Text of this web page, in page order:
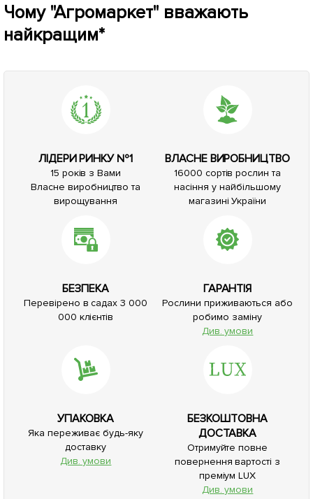
Чому "Агромаркет" вважають
найкращим*
ЛІДЕРИ РИНКУ №1
15 років з Вами
Власне виробництво та
вирощування
ВЛАСНЕ ВИРОБНИЦТВО
16000 сортів рослин та
насіння у найбільшому
магазині України
БЕЗПЕКА
Перевірено в садах 3 000
000 клієнтів
ГАРАНТІЯ
Рослини приживаються або
робимо заміну
Див. умови
УПАКОВКА
Яка переживає будь-яку
доставку
Див. умови
БЕЗКОШТОВНА
ДОСТАВКА
Отримуйте повне
повернення вартості з
преміум LUX
Див. умови